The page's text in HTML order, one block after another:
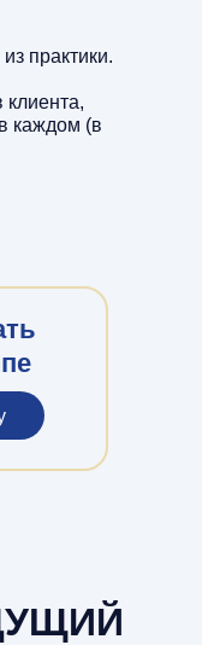
практики.
клиента,
каждом (в